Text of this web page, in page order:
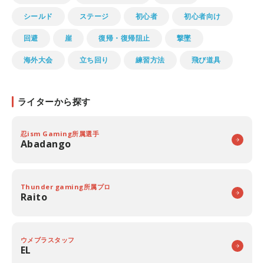
シールド ステージ 初心者 初心者向け
回避 崖 復帰・復帰阻止 撃墜
海外大会 立ち回り 練習方法 飛び道具
ライターから探す
忍ism Gaming所属選手
Abadango
Thunder gaming所属プロ
Raito
ウメブラスタッフ
EL